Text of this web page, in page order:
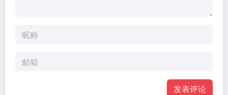
发表评论